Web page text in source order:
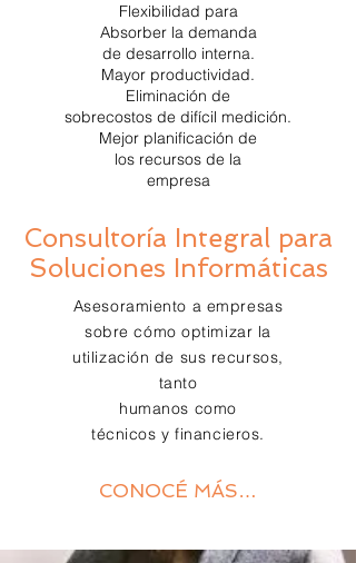
Flexibilidad para
Absorber la demanda
de desarrollo interna.
Mayor productividad.
Eliminación de
sobrecostos de difícil medición.
Mejor planificación de
los recursos de la
empresa
Consultoría Integral para
Soluciones Informáticas
Asesoramiento a empresas
sobre cómo optimizar la
utilización de sus recursos,
tanto
humanos como
técnicos y financieros.
CONOCÉ MÁS…